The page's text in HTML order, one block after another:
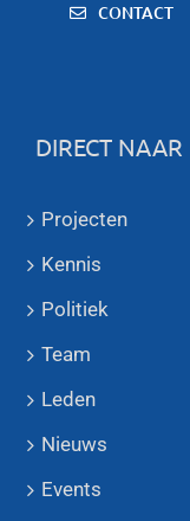
CONTACT
DIRECT NAAR
Projecten
Kennis
Politiek
Team
Leden
Nieuws
Events